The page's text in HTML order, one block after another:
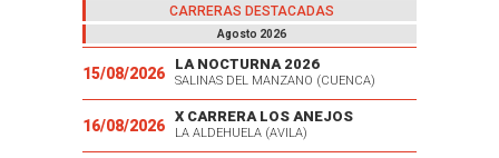
CARRERAS DESTACADAS
Agosto 2026
15/08/2026
LA NOCTURNA 2026
SALINAS DEL MANZANO (CUENCA)
16/08/2026
X CARRERA LOS ANEJOS
LA ALDEHUELA (AVILA)